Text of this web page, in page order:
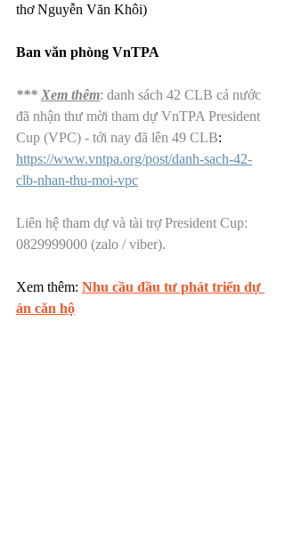
thơ Nguyễn Văn Khôi)
Ban văn phòng VnTPA
*** Xem thêm: danh sách 42 CLB cả nước
đã nhận thư mời tham dự VnTPA President
Cup (VPC) - tới nay đã lên 49 CLB:
https://www.vntpa.org/post/danh-sach-42-
clb-nhan-thu-moi-vpc
Liên hệ tham dự và tài trợ President Cup:
0829999000 (zalo / viber).
Xem thêm: Nhu cầu đầu tư phát triển dự
án căn hộ